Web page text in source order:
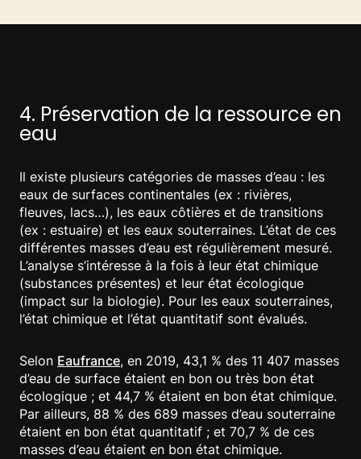
4. Préservation de la ressource en
eau
Il existe plusieurs catégories de masses d’eau : les
eaux de surfaces continentales (ex : rivières,
fleuves, lacs…), les eaux côtières et de transitions
(ex : estuaire) et les eaux souterraines. L’état de ces
différentes masses d’eau est régulièrement mesuré.
L’analyse s’intéresse à la fois à leur état chimique
(substances présentes) et leur état écologique
(impact sur la biologie). Pour les eaux souterraines,
l’état chimique et l’état quantitatif sont évalués.
Selon Eaufrance, en 2019, 43,1 % des 11 407 masses
d’eau de surface étaient en bon ou très bon état
écologique ; et 44,7 % étaient en bon état chimique.
Par ailleurs, 88 % des 689 masses d’eau souterraine
étaient en bon état quantitatif ; et 70,7 % de ces
masses d’eau étaient en bon état chimique.